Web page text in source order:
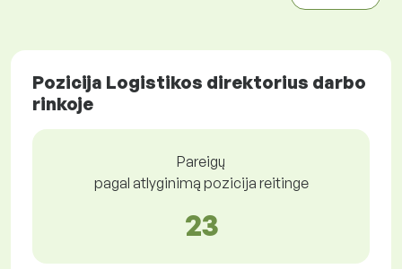
Pozicija Logistikos direktorius darbo
rinkoje
Pareigų
pagal atlyginimą pozicija reitinge
23